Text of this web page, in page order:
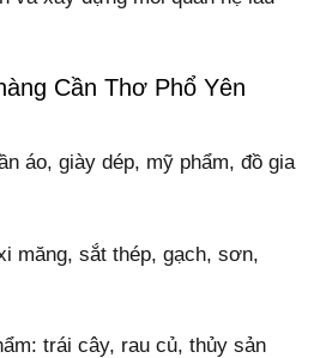
Cần Thơ Phổ Yên
áo, giày dép, mỹ phẩm, đồ gia
măng, sắt thép, gạch, sơn,
trái cây, rau củ, thủy sản